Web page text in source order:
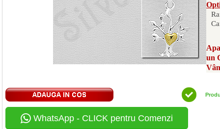
un
WhatsApp - CLICK pentru Comenzi